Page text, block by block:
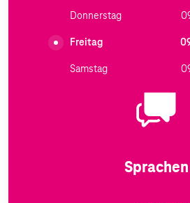
Donnerstag
Freitag
Samstag
Sprachen